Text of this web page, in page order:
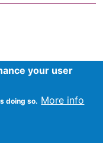
your user
doing so. More info